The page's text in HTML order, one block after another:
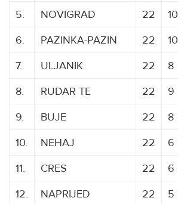
5.
NOVIGRAD 22 10
6.
PAZINKA-PAZIN 22 10
7.
ULJANIK 22 8
8.
RUDAR TE 22 9
9.
BUJE 22 8
10.
NEHAJ 22 6
11.
CRES 22 6
12.
NAPRIJED 22 5